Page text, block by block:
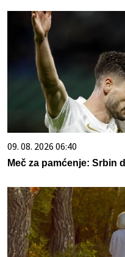
09. 08. 2026 06:40
Meč za pamćenje: Srbin